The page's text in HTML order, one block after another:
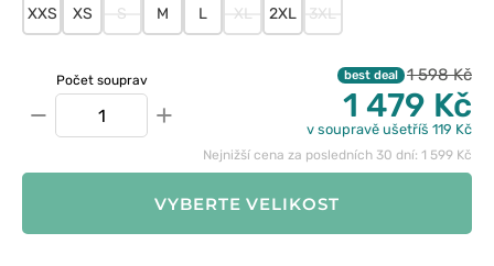
XXS
XS S M L XL 2XL 3XL
Počet souprav
− +
best deal 1 598 Kč
1 479 Kč
v soupravě ušetříš 119 Kč
Nejnižší cena za posledních 30 dní: 1 599 Kč
VYBERTE VELIKOST